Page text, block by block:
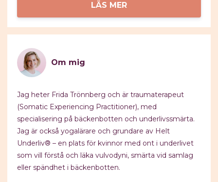
LÄS MER
Om mig
Jag heter Frida Trönnberg och är traumaterapeut
(Somatic Experiencing Practitioner), med
specialisering på bäckenbotten och underlivssmärta.
Jag är också yogalärare och grundare av Helt
Underliv® – en plats för kvinnor med ont i underlivet
som vill förstå och läka vulvodyni, smärta vid samlag
eller spändhet i bäckenbotten.